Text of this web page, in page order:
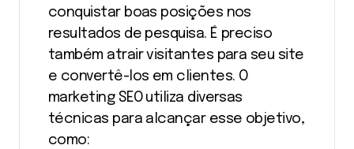
conquistar boas posições nos
resultados de pesquisa. É preciso
também atrair visitantes para seu site
e convertê-los em clientes. O
marketing SEO utiliza diversas
técnicas para alcançar esse objetivo,
como: